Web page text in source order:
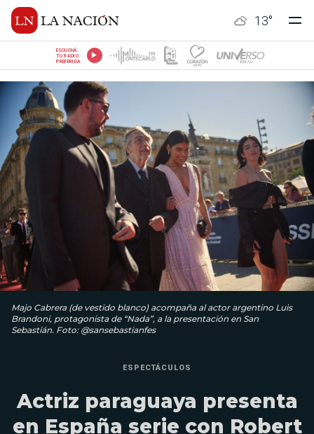
13°
ESCUCHÁ
TU RADIO
PREFERIDA
Majo Cabrera (de vestido blanco) acompaña al actor argentino Luis
Brandoni, protagonista de “Nada”, a la presentación en San
Sebastián. Foto: @sansebastianfes
ESPECTÁCULOS
Actriz paraguaya presenta
en España serie con Robert